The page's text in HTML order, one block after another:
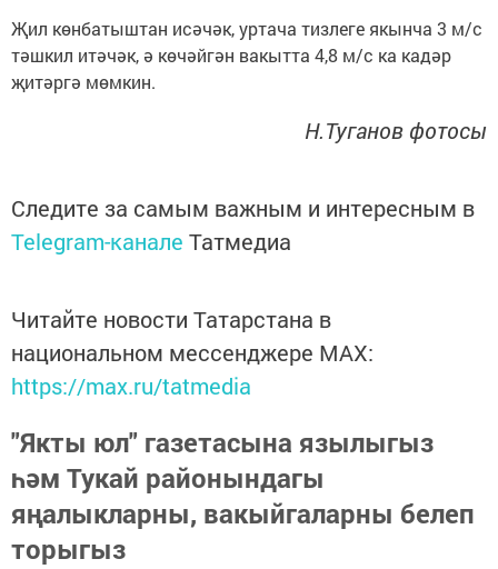
Җил көнбатыштан исәчәк, уртача тизлеге якынча 3 м/с
тәшкил итәчәк, ә көчәйгән вакытта 4,8 м/с ка кадәр
җитәргә мөмкин.
Н.Туганов фотосы
Следите за самым важным и интересным в
Telegram-канале Татмедиа
Читайте новости Татарстана в
национальном мессенджере MАХ:
https://max.ru/tatmedia
"Якты юл" газетасына язылыгыз
һәм Тукай районындагы
яңалыкларны, вакыйгаларны белеп
торыгыз